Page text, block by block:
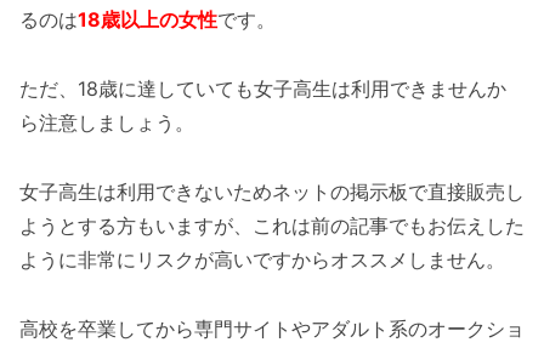
るのは18歳以上の女性です。
ただ、18歳に達していても女子高生は利用できませんか
ら注意しましょう。
女子高生は利用できないためネットの掲示板で直接販売し
ようとする方もいますが、これは前の記事でもお伝えした
ように非常にリスクが高いですからオススメしません。
高校を卒業してから専門サイトやアダルト系のオークショ